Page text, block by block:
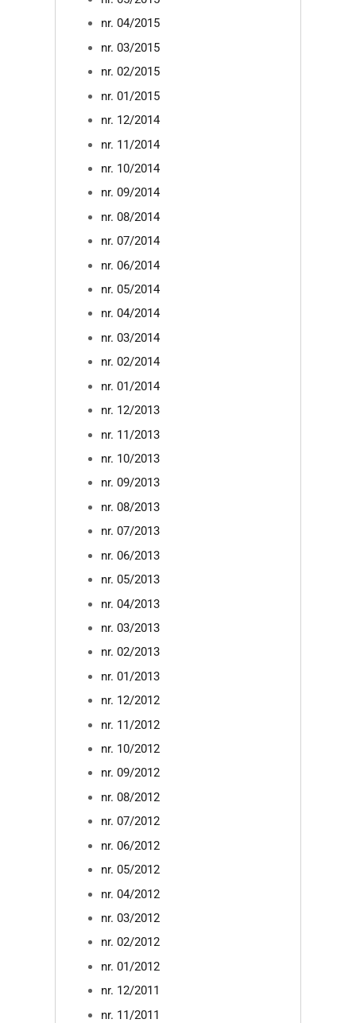
nr. 04/2015
nr. 03/2015
nr. 02/2015
nr. 01/2015
nr. 12/2014
nr. 11/2014
nr. 10/2014
nr. 09/2014
nr. 08/2014
nr. 07/2014
nr. 06/2014
nr. 05/2014
nr. 04/2014
nr. 03/2014
nr. 02/2014
nr. 01/2014
nr. 12/2013
nr. 11/2013
nr. 10/2013
nr. 09/2013
nr. 08/2013
nr. 07/2013
nr. 06/2013
nr. 05/2013
nr. 04/2013
nr. 03/2013
nr. 02/2013
nr. 01/2013
nr. 12/2012
nr. 11/2012
nr. 10/2012
nr. 09/2012
nr. 08/2012
nr. 07/2012
nr. 06/2012
nr. 05/2012
nr. 04/2012
nr. 03/2012
nr. 02/2012
nr. 01/2012
nr. 12/2011
nr. 11/2011